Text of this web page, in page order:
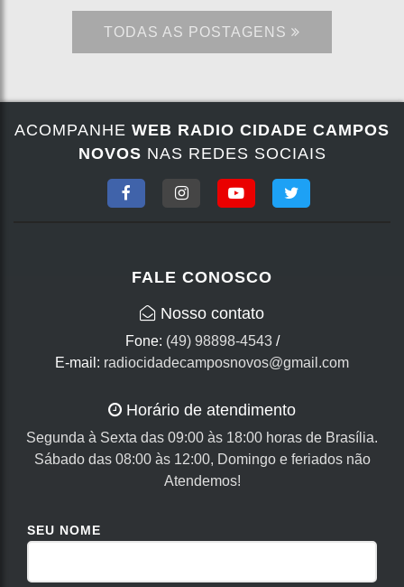
TODAS AS POSTAGENS
ACOMPANHE WEB RADIO CIDADE CAMPOS
NOVOS NAS REDES SOCIAIS
FALE CONOSCO
Nosso contato
Fone: (49) 98898-4543/
E-mail: radiocidadecamposnovos@gmail.com
Horário de atendimento
Segunda à Sexta das 09:00 às 18:00 horas de Brasília.
Sábado das 08:00 às 12:00, Domingo e feriados não
Atendemos!
SEU NOME